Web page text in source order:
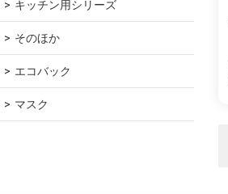
キッチン用シリーズ
そのほか
エコバック
マスク